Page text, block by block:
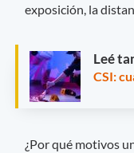
exposición, la
Leé
CSI:
¿Por qué motivos